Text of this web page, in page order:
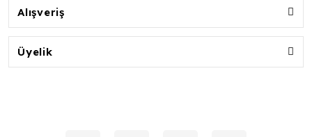
Alışveriş
Üyelik